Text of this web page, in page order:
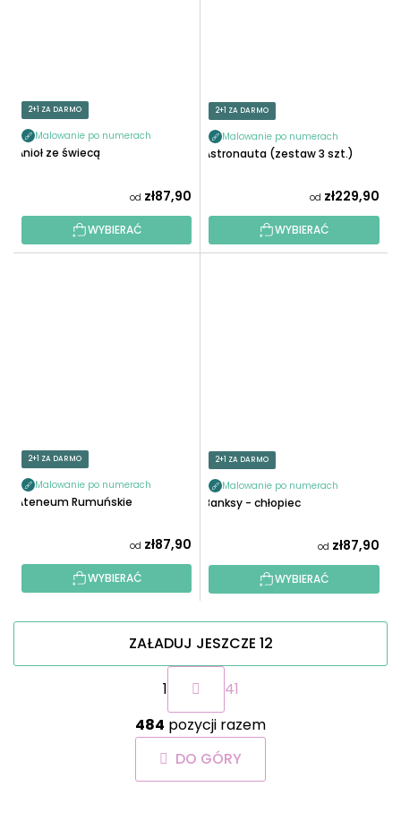
2+1 ZA DARMO
Malowanie po numerach
Anioł ze świecą
od zł87,90
WYBIERAĆ
2+1 ZA DARMO
Malowanie po numerach
Astronauta (zestaw 3 szt.)
od zł229,90
WYBIERAĆ
2+1 ZA DARMO
Malowanie po numerach
Ateneum Rumuńskie
od zł87,90
WYBIERAĆ
2+1 ZA DARMO
Malowanie po numerach
Banksy - chłopiec
od zł87,90
WYBIERAĆ
K
o
n
t
r
ZAŁADUJ JESZCZE 12
P
g
i
n
a
c
1
41
484 pozycji razem
DO GÓRY